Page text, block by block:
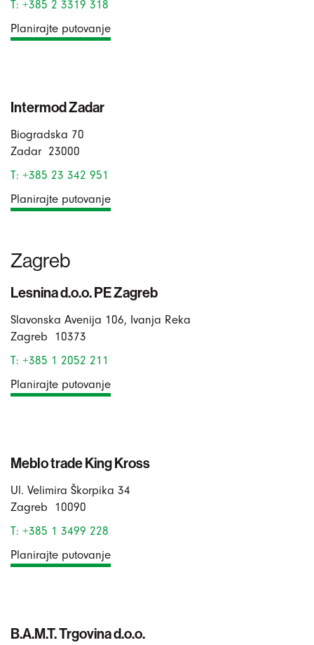
T: +385 2 3319 318
Planirajte putovanje
Intermod Zadar
Biogradska 70
Zadar 23000
T: +385 23 342 951
Planirajte putovanje
Zagreb
Lesnina d.o.o. PE Zagreb
Slavonska Avenija 106, Ivanja Reka
Zagreb
10373
T: +385 1 2052 211
Planirajte putovanje
Meblo trade King Kross
Ul. Velimira Škorpika 34
Zagreb
10090
T: +385 1 3499 228
Planirajte putovanje
B.A.M.T. Trgovina d.o.o.